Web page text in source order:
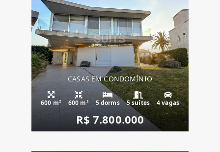
CASAS EM CONDOMÍNIO
600 m² 600 m² 5 dorms 5 suítes 4 vagas
R$ 7.800.000